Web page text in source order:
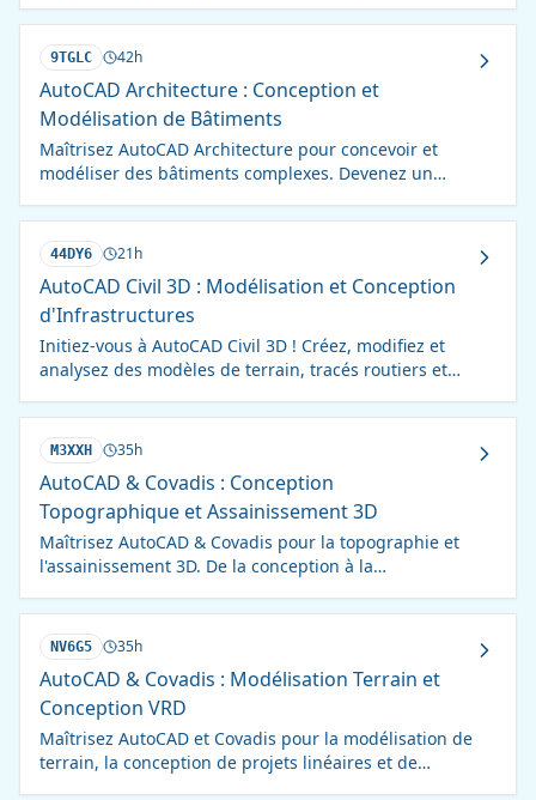
9TGLC 42h
AutoCAD Architecture : Conception et
Modélisation de Bâtiments
Maîtrisez AutoCAD Architecture pour concevoir et
modéliser des bâtiments complexes. Devenez un
44DY6 21h
AutoCAD Civil 3D : Modélisation et Conception
d'Infrastructures
Initiez-vous à AutoCAD Civil 3D ! Créez, modifiez et
analysez des modèles de terrain, tracés routiers et
M3XXH 35h
AutoCAD & Covadis : Conception
Topographique et Assainissement 3D
Maîtrisez AutoCAD & Covadis pour la topographie et
l'assainissement 3D. De la conception à la
NV6G5 35h
AutoCAD & Covadis : Modélisation Terrain et
Conception VRD
Maîtrisez AutoCAD et Covadis pour la modélisation de
terrain, la conception de projets linéaires et de